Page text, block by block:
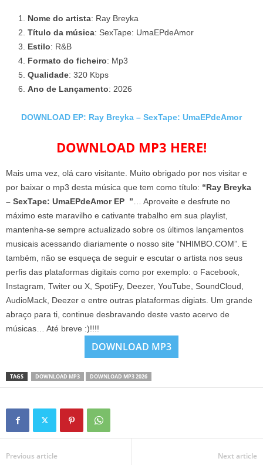
Nome do artista: Ray Breyka
Título da música: SexTape: UmaEPdeAmor
Estilo: R&B
Formato do ficheiro: Mp3
Qualidade: 320 Kbps
Ano de Lançamento: 2026
DOWNLOAD EP: Ray Breyka – SexTape: UmaEPdeAmor
DOWNLOAD MP3 HERE!
Mais uma vez, olá caro visitante. Muito obrigado por nos visitar e
por baixar o mp3 desta música que tem como título: “Ray Breyka
– SexTape: UmaEPdeAmor EP ” … Aproveite e desfrute no
máximo este maravilho e cativante trabalho em sua playlist,
mantenha-se sempre actualizado sobre os últimos lançamentos
musicais acessando diariamente o nosso site “NHIMBO.COM”. E
também, não se esqueça de seguir e escutar o artista nos seus
perfis das plataformas digitais como por exemplo: o Facebook,
Instagram, Twiter ou X, SpotiFy, Deezer, YouTube, SoundCloud,
AudioMack, Deezer e entre outras plataformas digiats. Um grande
abraço para ti, continue desbravando deste vasto acervo de
músicas… Até breve :)!!!!
DOWNLOAD MP3
TAGS DOWNLOAD MP3 DOWNLOAD MP3 2026
Previous article Next article